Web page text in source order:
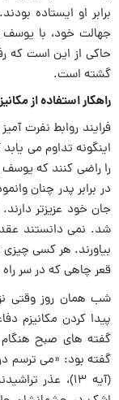
برابر او ایستاده
حاکى از این است که
گشته است.
راهکار استفاده از
فرایند روابط نفرت
اینگونه تداوم می
را راضى کنند که یوسف
در برابر پدر چنان
جان خود عزیزتر
شد. نمی دانستند
بیاورند. هر کسى
قعر چاهى که در سر راه
شب همان روز وقتى
پیدا کردن مکانیزم
گفته هاى صبح
گفته بود: «می ترسم
(آیه ۱۳)، عذر